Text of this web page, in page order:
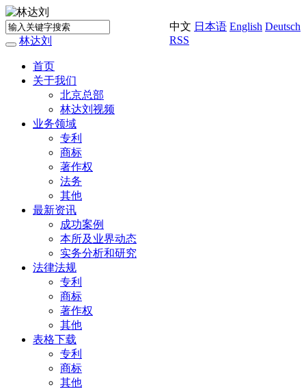
中文 日本语 English Deutsch
RSS
Toggle
navigation
林达刘
首页
关于我们
北京总部
林达刘视频
业务领域
专利
商标
著作权
法务
其他
最新资讯
成功案例
本所及业界动态
实务分析和研究
法律法规
专利
商标
著作权
其他
表格下载
专利
商标
其他